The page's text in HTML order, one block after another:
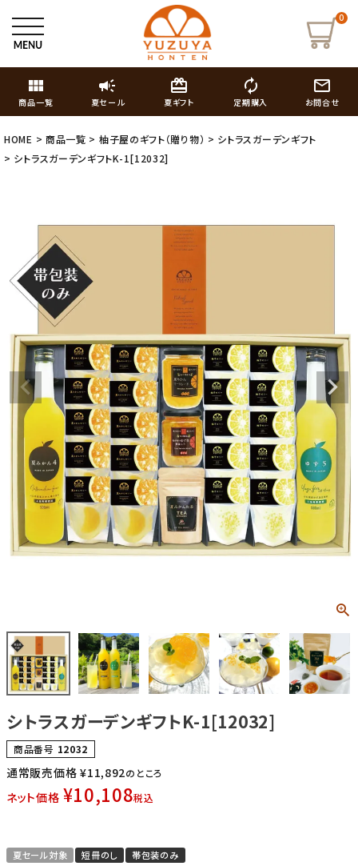
0
view_module
商品一覧
campaign
夏セール
card_giftcard
夏ギフト
autorenew
定期購入
mail_outline
お問合せ
HOME 商品一覧 柚子屋のギフト（贈り物）
シトラスガーデンギフト
シトラスガーデンギフトK-1[12032]
シトラスガーデンギフトK-1[12032]
商品番号 12032
通常販売価格 ¥11,892のところ
ネット価格 ¥10,108税込
夏セール対象 短冊のし 帯包装のみ